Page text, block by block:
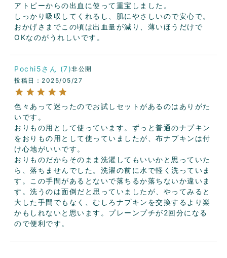
アトピーからの出血に使って重宝しました。
しっかり吸収してくれるし、肌にやさしいので安心で。
おかげさまでこの頃は出血量が減り、薄いほうだけで
OKなのがうれしいです。
Pochi5 7 非公開
投稿日
2025/05/27
色々あって迷ったのでお試しセットがあるのはありがた
いです。
おりもの用として使っています。ずっと普通のナプキン
をおりもの用として使っていましたが、布ナプキンは付
け心地がいいです。
おりものだからそのまま洗濯してもいいかと思っていた
ら、落ちませんでした。洗濯の前に水で軽く洗っていま
す。この手間があるとないで落ちるか落ちないか違いま
す。洗うのは面倒だと思っていましたが、やってみると
大した手間でもなく、むしろナプキンを交換するより楽
かもしれないと思います。プレーンプチが2回分になる
ので便利です。